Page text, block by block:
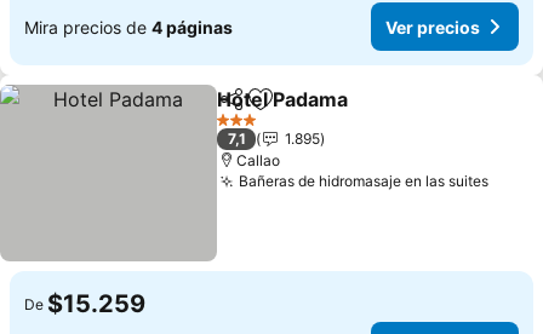
Mira precios de 4 páginas Ver precios
CompartirAgregar a favoritos
Hotel Padama
3 Estrellas
7,1
1.895
Callao
Bañeras de hidromasaje en las suites
De $15.259